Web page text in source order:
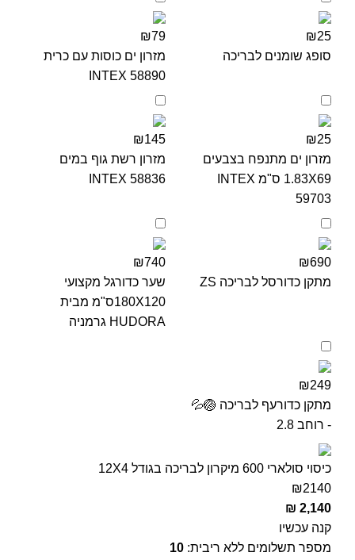
₪25
סופג שומנים לבריכה
₪79
מזרון ים כוסות עם כרית
INTEX 58890
₪25
מזרון ים מתנפח בצבעים
1.83X69 ס"מ INTEX
59703
₪145
מזרון רשת גוף במים
INTEX 58836
₪690
מתקן כדורסל לבריכה ZS
₪740
שער כדורגל מקצועי
180X120ס"מ מבית
HUDORA גרמניה
₪249
מתקן כדורעף לבריכה 🏐💦
- רוחב 2.8
כיסוי סולארי 600 מיקרון לבריכה בגודל 12X4
₪2140
₪ 2,140
קנה עכשיו
מספר תשלומים ללא ריבית: 10